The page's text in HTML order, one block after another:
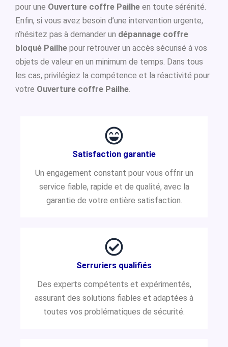
pour une Ouverture coffre Pailhe en toute sérénité.
Enfin, si vous avez besoin d’une intervention urgente,
n’hésitez pas à demander un dépannage coffre
bloqué Pailhe pour retrouver un accès sécurisé à vos
objets de valeur en un minimum de temps. Dans tous
les cas, privilégiez la compétence et la réactivité pour
votre Ouverture coffre Pailhe.
Satisfaction garantie
Un engagement constant pour vous offrir un
service fiable, rapide et de qualité, avec la
garantie de votre entière satisfaction.
Serruriers qualifiés
Des experts compétents et expérimentés,
assurant des solutions fiables et adaptées à
toutes vos problématiques de sécurité.